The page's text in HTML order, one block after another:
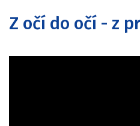
Z očí do očí - z